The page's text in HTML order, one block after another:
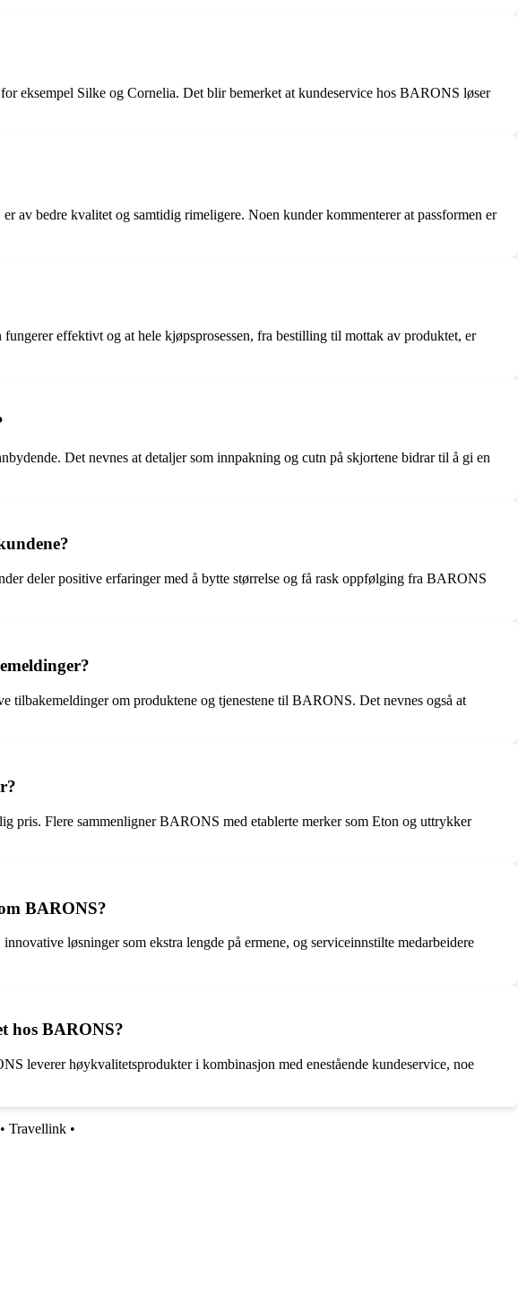
eksempel Silke og Cornelia. Det blir bemerket at kundeservice hos BARONS løser
av bedre kvalitet og samtidig rimeligere. Noen kunder kommenterer at passformen er
effektivt og at hele kjøpsprosessen, fra bestilling til mottak av produktet, er
Det nevnes at detaljer som innpakning og cutn på skjortene bidrar til å gi en
deler positive erfaringer med å bytte størrelse og få rask oppfølging fra BARONS
tilbakemeldinger om produktene og tjenestene til BARONS. Det nevnes også at
Flere sammenligner BARONS med etablerte merker som Eton og uttrykker
BARONS?
løsninger som ekstra lengde på ermene, og serviceinnstilte medarbeidere
hos BARONS?
leverer høykvalitetsprodukter i kombinasjon med enestående kundeservice, noe
• Travellink •